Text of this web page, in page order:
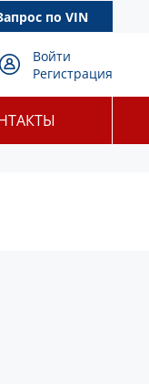
по VIN
Войти
Регистрация